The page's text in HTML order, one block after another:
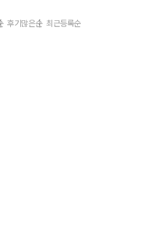
후기많은순 최근등록순